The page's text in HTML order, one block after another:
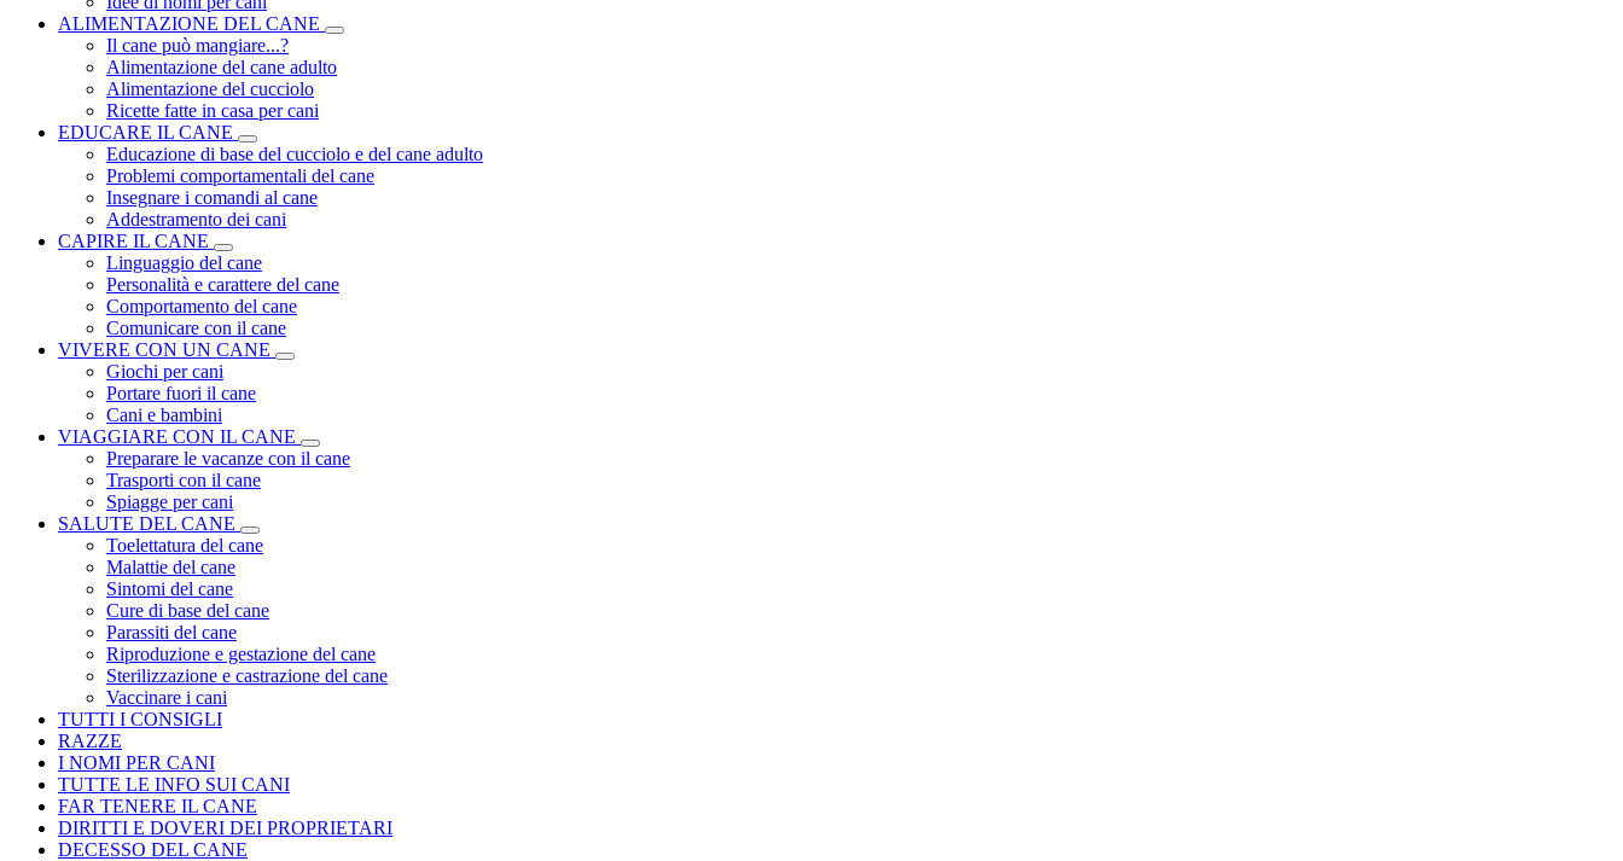
ALIMENTAZIONE DEL CANE
Il cane può mangiare...?
Alimentazione del cane adulto
Alimentazione del cucciolo
Ricette fatte in casa per cani
EDUCARE IL CANE
Educazione di base del cucciolo e del cane adulto
Problemi comportamentali del cane
Insegnare i comandi al cane
Addestramento dei cani
CAPIRE IL CANE
Linguaggio del cane
Personalità e carattere del cane
Comportamento del cane
Comunicare con il cane
VIVERE CON UN CANE
Giochi per cani
Portare fuori il cane
Cani e bambini
VIAGGIARE CON IL CANE
Preparare le vacanze con il cane
Trasporti con il cane
Spiagge per cani
SALUTE DEL CANE
Toelettatura del cane
Malattie del cane
Sintomi del cane
Cure di base del cane
Parassiti del cane
Riproduzione e gestazione del cane
Sterilizzazione e castrazione del cane
Vaccinare i cani
TUTTI I CONSIGLI
RAZZE
I NOMI PER CANI
TUTTE LE INFO SUI CANI
FAR TENERE IL CANE
DIRITTI E DOVERI DEI PROPRIETARI
DECESSO DEL CANE